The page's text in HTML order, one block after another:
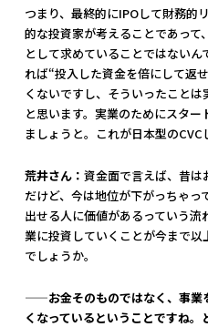
つまり、最終的にIPOして財務的
的な投資家が考えることであって
として求めていることではない
れば“投入した資金を倍にして返
くないですし、そういったこと
と思います。実業のためにスタ
ましょうと。これが日本型のCVC
荒井さん： 資金面で言えば、昔は
だけど、今は地位が下がっちゃ
出せる人に価値があるっていう
業に投資していくことが今まで
でしょうか。
——お金そのものではなく、事業
くなっているということですね